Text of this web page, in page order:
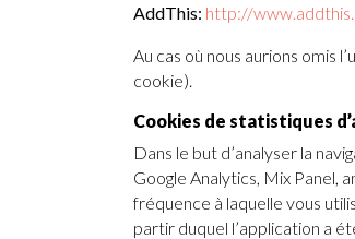
AddThis: http://
Au cas où nous aurions omis
cookie).
Cookies de statistiques
Dans le but d’analyser la
Google Analytics, Mix Panel,
fréquence à laquelle vous
partir duquel l’application a